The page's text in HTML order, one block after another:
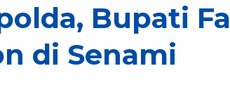
Bupati
di Senami